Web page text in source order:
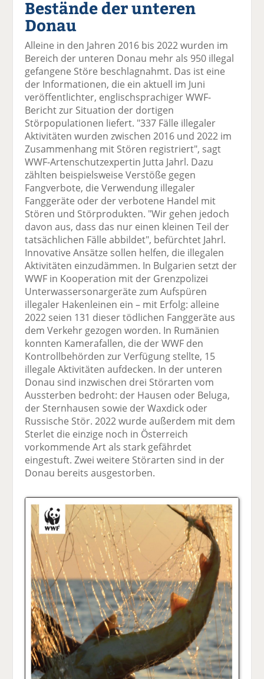
el
a
F
ac
e
b
o
k
te
il
e
n
el
t
tt
er
n
Li
n
k
e
di
te
il
e
n
E
m
ai
se
n
d
e
ck
e
Bestände der unteren
Donau
Alleine in den Jahren 2016 bis 2022 wurden im
Bereich der unteren Donau mehr als 950 illegal
gefangene Störe beschlagnahmt. Das ist eine
der Informationen, die ein aktuell im Juni
veröffentlichter, englischsprachiger WWF-
Bericht zur Situation der dortigen
Störpopulationen liefert. "337 Fälle illegaler
Aktivitäten wurden zwischen 2016 und 2022 im
Zusammenhang mit Stören registriert", sagt
WWF-Artenschutzexpertin Jutta Jahrl. Dazu
zählten beispielsweise Verstöße gegen
Fangverbote, die Verwendung illegaler
Fanggeräte oder der verbotene Handel mit
Stören und Störprodukten. "Wir gehen jedoch
davon aus, dass das nur einen kleinen Teil der
tatsächlichen Fälle abbildet", befürchtet Jahrl.
Innovative Ansätze sollen helfen, die illegalen
Aktivitäten einzudämmen. In Bulgarien setzt der
WWF in Kooperation mit der Grenzpolizei
Unterwassersonargeräte zum Aufspüren
illegaler Hakenleinen ein – mit Erfolg: alleine
2022 seien 131 dieser tödlichen Fanggeräte aus
dem Verkehr gezogen worden. In Rumänien
konnten Kamerafallen, die der WWF den
Kontrollbehörden zur Verfügung stellte, 15
illegale Aktivitäten aufdecken. In der unteren
Donau sind inzwischen drei Störarten vom
Aussterben bedroht: der Hausen oder Beluga,
der Sternhausen sowie der Waxdick oder
Russische Stör. 2022 wurde außerdem mit dem
Sterlet die einzige noch in Österreich
vorkommende Art als stark gefährdet
eingestuft. Zwei weitere Störarten sind in der
Donau bereits ausgestorben.